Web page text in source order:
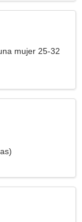
mujer 25-32